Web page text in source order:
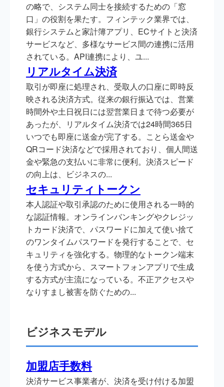
の略で、システム同士を接続するための「窓
口」の役割を果たす。フィンテック業界では、
銀行システムと家計簿アプリ、ECサイトと決済
サービスなど、多様なサービス間の連携に活用
されている。API連携により、ユ...
リアルタイム決済
取引が即座に処理され、受取人の口座に即時反
映される決済方式。従来の銀行振込では、営業
時間外や土日祝日には翌営業日まで待つ必要が
あったが、リアルタイム決済では24時間365日
いつでも即座に送金が完了する。ことら送金や
QRコード決済などで採用されており、個人間送
金や緊急の支払いに非常に便利。決済スピード
の向上は、ビジネスの...
セキュリティトークン
本人認証や取引承認のために使用される一時的
な認証情報。オンラインバンキングやクレジッ
トカード決済で、パスワードに加えて使い捨て
のワンタイムパスワードを発行することで、セ
キュリティを強化する。物理的なトークン端末
を使う方式から、スマートフォンアプリで生成
する方式が主流になっている。不正アクセスや
なりすまし被害を防ぐための...
ビジネスモデル
加盟店手数料
決済サービス事業者が、決済を受け付ける加盟